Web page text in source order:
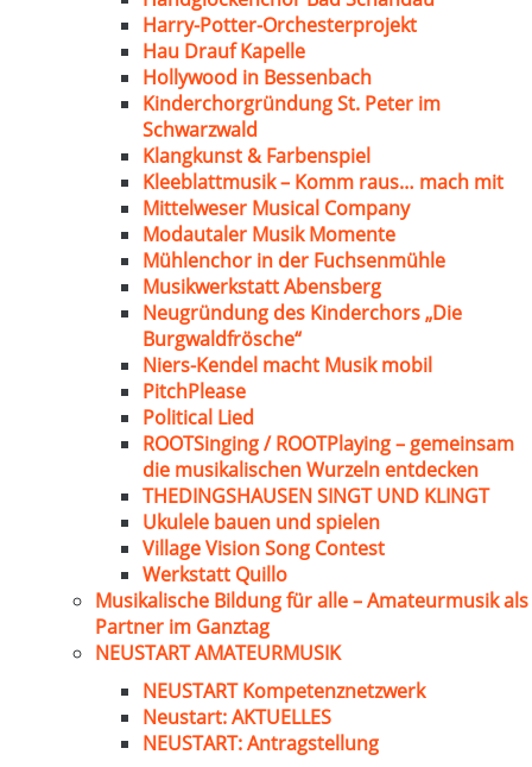
Harry-Potter-Orchesterprojekt
Hau Drauf Kapelle
Hollywood in Bessenbach
Kinderchorgründung St. Peter im
Schwarzwald
Klangkunst & Farbenspiel
Kleeblattmusik – Komm raus… mach mit
Mittelweser Musical Company
Modautaler Musik Momente
Mühlenchor in der Fuchsenmühle
Musikwerkstatt Abensberg
Neugründung des Kinderchors „Die
Burgwaldfrösche“
Niers-Kendel macht Musik mobil
PitchPlease
Political Lied
ROOTSinging / ROOTPlaying – gemeinsam
die musikalischen Wurzeln entdecken
THEDINGSHAUSEN SINGT UND KLINGT
Ukulele bauen und spielen
Village Vision Song Contest
Werkstatt Quillo
Musikalische Bildung für alle – Amateurmusik als
Partner im Ganztag
NEUSTART AMATEURMUSIK
NEUSTART Kompetenznetzwerk
Neustart: AKTUELLES
NEUSTART: Antragstellung